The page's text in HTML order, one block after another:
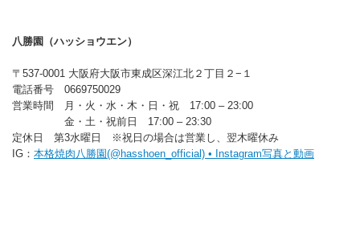
八勝園（ハッショウエン）
〒537-0001 大阪府大阪市東成区深江北２丁目２−１
電話番号 0669750029
営業時間 月・火・水・木・日・祝 17:00 – 23:00
金・土・祝前日 17:00 – 23:30
定休日 第3水曜日 ※祝日の場合は営業し、翌木曜休み
IG： 本格焼肉八勝園(@hasshoen_official) • Instagram写真と動画